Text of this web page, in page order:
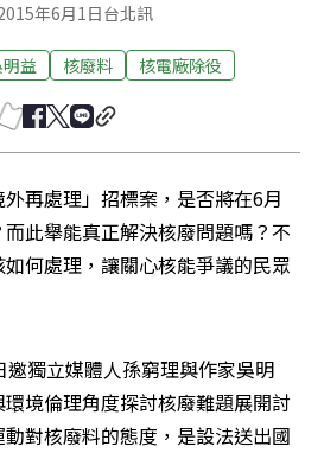
年6月1日台北訊
益 核廢料 核電廠除役
再處理」招標案，是否將在6月
此舉能真正解決核廢問題嗎？不
何處理，讓關心核能爭議的民眾
獨立媒體人孫窮理與作家吳明
境倫理角度探討核廢難題展開討
對核廢料的態度，是設法送出國